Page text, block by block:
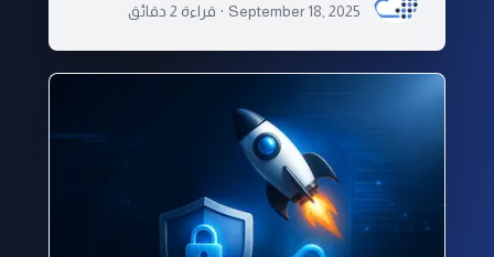
September 18, 2025
· قراءة 2 دقائق